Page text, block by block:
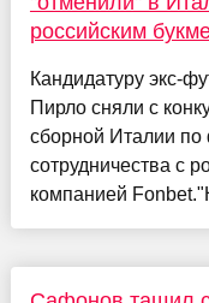
российским
Кандидатуру экс-
Пирло сняли с
сборной Италии по
сотрудничества с
компанией